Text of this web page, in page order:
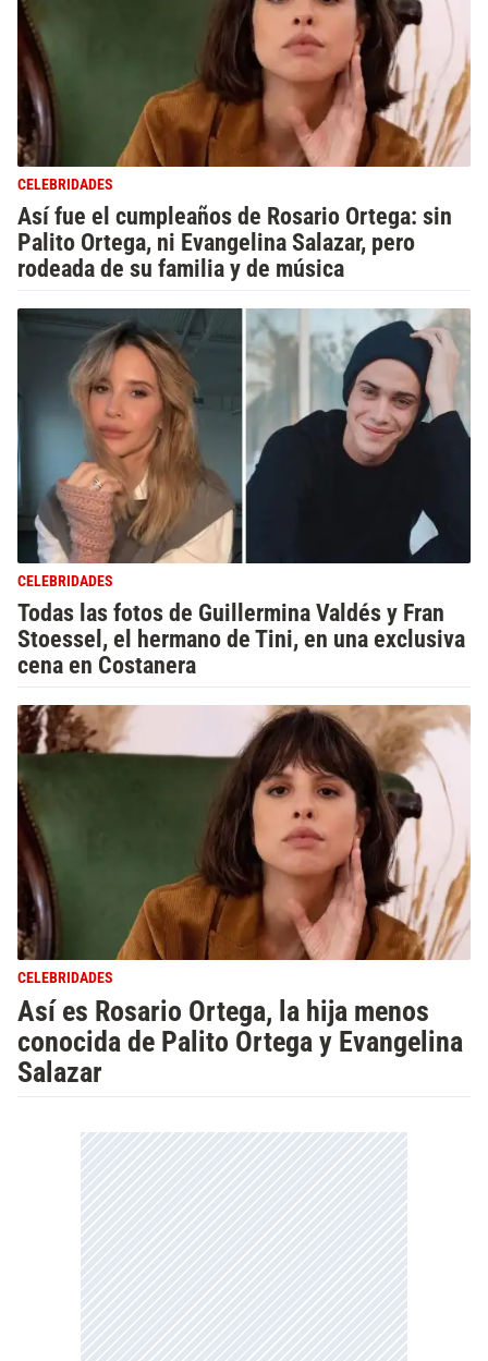
CELEBRIDADES
Así fue el cumpleaños de Rosario Ortega: sin
Palito Ortega, ni Evangelina Salazar, pero
rodeada de su familia y de música
CELEBRIDADES
Todas las fotos de Guillermina Valdés y Fran
Stoessel, el hermano de Tini, en una exclusiva
cena en Costanera
CELEBRIDADES
Así es Rosario Ortega, la hija menos
conocida de Palito Ortega y Evangelina
Salazar